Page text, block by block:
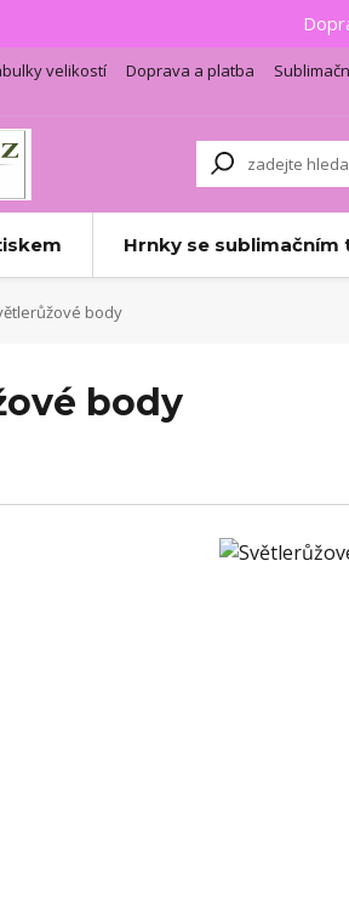
velikostí Doprava a platba
Hrnky se sublimačním
body
body